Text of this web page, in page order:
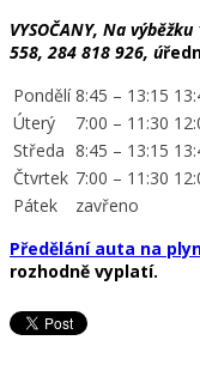
VYSOČANY, Na
558, 284 818 926, ú
Pondělí 8:45 – 13:15
Úterý
7:00 – 11:30
Středa 8:45 – 13:15
Čtvrtek 7:00 – 11:30
Pátek
zavřeno
Předělání auta na
rozhodně vyplatí.